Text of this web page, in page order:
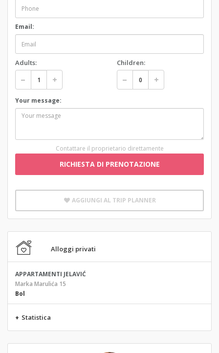
Email:
Adults: Children:
Your message:
Contattare il proprietario direttamente
RICHIESTA DI PRENOTAZIONE
AGGIUNGI AL TRIP PLANNER
Alloggi privati
APPARTAMENTI JELAVIĆ
Marka Marulića 15
Bol
+ Statistica